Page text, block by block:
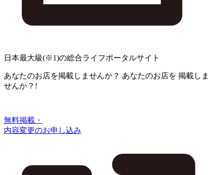
日本最大級(※1)の総合ライフポータルサイト
あなたのお店を掲載しませんか？ あなたのお店を 掲載しま
せんか？!
無料掲載・
内容変更のお申し込み